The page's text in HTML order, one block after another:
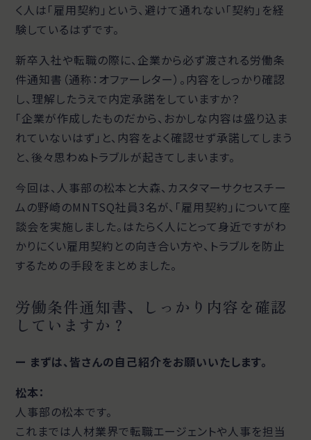
く人は「雇用契約」という、避けて通れない「契約」を経
験しているはずです。
新卒入社や転職の際に、企業から必ず渡される労働条
件通知書（通称：オファーレター）。内容をしっかり確認
し、理解したうえで内定承諾をしていますか？
「企業が作成したものだから、おかしな内容は盛り込ま
れていないはず」と、内容をよく確認せず承諾してしまう
と、後々思わぬトラブルが起きてしまいます。
今回は、人事部の松本と大森、カスタマーサクセスチー
ムの野崎のMNTSQ社員3名が、「雇用契約」について座
談会を実施しました。はたらく人にとって身近ですがわ
かりにくい雇用契約との向き合い方や、トラブルを防止
するための手段をまとめました。
労働条件通知書、しっかり内容を確認
していますか？
ー まずは、皆さんの自己紹介をお願いいたします。
松本：
人事部の松本です。
これまでは人材業界で転職エージェントや人事を担当